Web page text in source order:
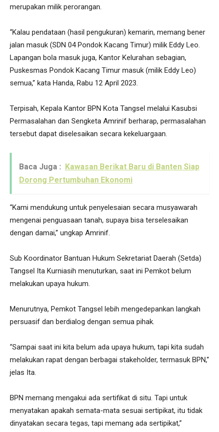
merupakan milik perorangan.
“Kalau pendataan (hasil pengukuran) kemarin, memang bener
jalan masuk (SDN 04 Pondok Kacang Timur) milik Eddy Leo.
Lapangan bola masuk juga, Kantor Kelurahan sebagian,
Puskesmas Pondok Kacang Timur masuk (milik Eddy Leo)
semua,” kata Handa, Rabu 12 April 2023.
Terpisah, Kepala Kantor BPN Kota Tangsel melalui Kasubsi
Permasalahan dan Sengketa Amrinif berharap, permasalahan
tersebut dapat diselesaikan secara kekeluargaan.
Baca Juga :
Kawasan Berikat Baru di Banten Siap
Dorong Pertumbuhan Ekonomi
“Kami mendukung untuk penyelesaian secara musyawarah
mengenai penguasaan tanah, supaya bisa terselesaikan
dengan damai,” ungkap Amrinif.
Sub Koordinator Bantuan Hukum Sekretariat Daerah (Setda)
Tangsel Ita Kurniasih menuturkan, saat ini Pemkot belum
melakukan upaya hukum.
Menurutnya, Pemkot Tangsel lebih mengedepankan langkah
persuasif dan berdialog dengan semua pihak.
“Sampai saat ini kita belum ada upaya hukum, tapi kita sudah
melakukan rapat dengan berbagai stakeholder, termasuk BPN,”
jelas Ita.
BPN memang mengakui ada sertifikat di situ. Tapi untuk
menyatakan apakah semata-mata sesuai sertipikat, itu tidak
dinyatakan secara tegas, tapi memang ada sertipikat,”